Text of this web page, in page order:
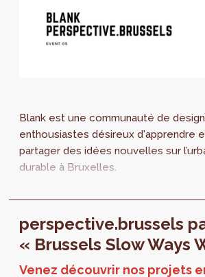
Blank est une communauté de
enthousiastes désireux d'apprendre
partager des idées nouvelles sur
durable à Bruxelles.
perspective.brussels
« Brussels Slow Ways
Venez découvrir nos projets